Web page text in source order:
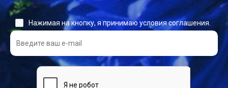
Нажимая на кнопку, я принимаю условия соглашения.